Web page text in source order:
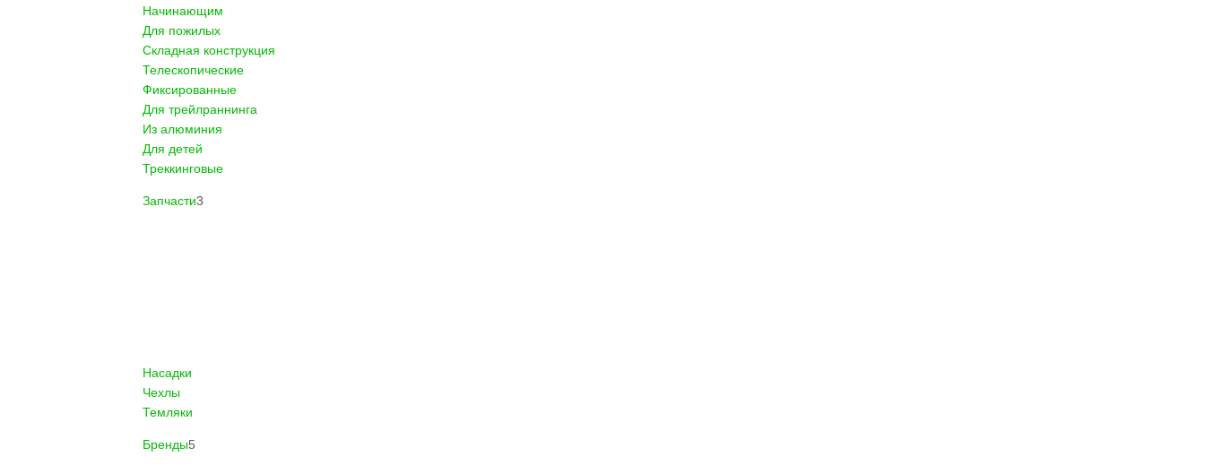
Начинающим
Для пожилых
Складная конструкция
Телескопические
Фиксированные
Для трейлраннинга
Из алюминия
Для детей
Треккинговые
Запчасти3
Насадки
Чехлы
Темляки
Бренды5